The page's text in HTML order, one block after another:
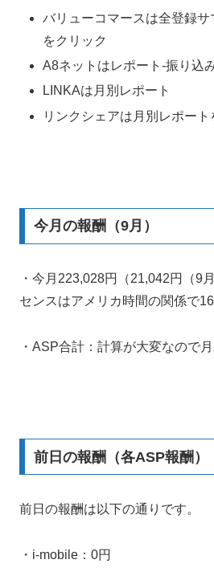
バリューコマースは全登録
をクリック
A8ネットはレポート-振り込
LINKAは月別レポート
リンクシェアは月別レポート
今月の報酬（9月）
・今月223,028円（21,042円（9
センスはアメリカ時間の関係で
・ASP合計：計算が大変なので
前日の報酬（各ASP報酬）
前日の報酬は以下の通りです。
・i-mobile：0円